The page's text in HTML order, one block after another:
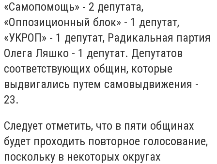
«Самопомощь» - 2 депутата,
«Оппозиционный блок» - 1 депутат,
«УКРОП» - 1 депутат, Радикальная партия
Олега Ляшко - 1 депутат. Депутатов
соответствующих общин, которые
выдвигались путем самовыдвижения -
23.
Следует отметить, что в пяти общинах
будет проходить повторное голосование,
поскольку в некоторых округах